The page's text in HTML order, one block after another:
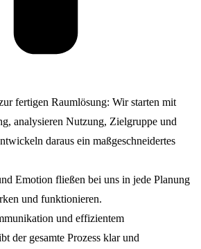
fertigen Raumlösung: Wir starten mit
analysieren Nutzung, Zielgruppe und
daraus ein maßgeschneidertes
Emotion fließen bei uns in jede Planung
und funktionieren.
und effizientem
der gesamte Prozess klar und